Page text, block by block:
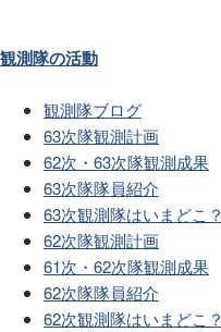
観測隊の活動
観測隊ブログ
63次隊観測計画
62次・63次隊観測成果
63次隊隊員紹介
63次観測隊はいまどこ？
62次隊観測計画
61次・62次隊観測成果
62次隊隊員紹介
62次観測隊はいまどこ？